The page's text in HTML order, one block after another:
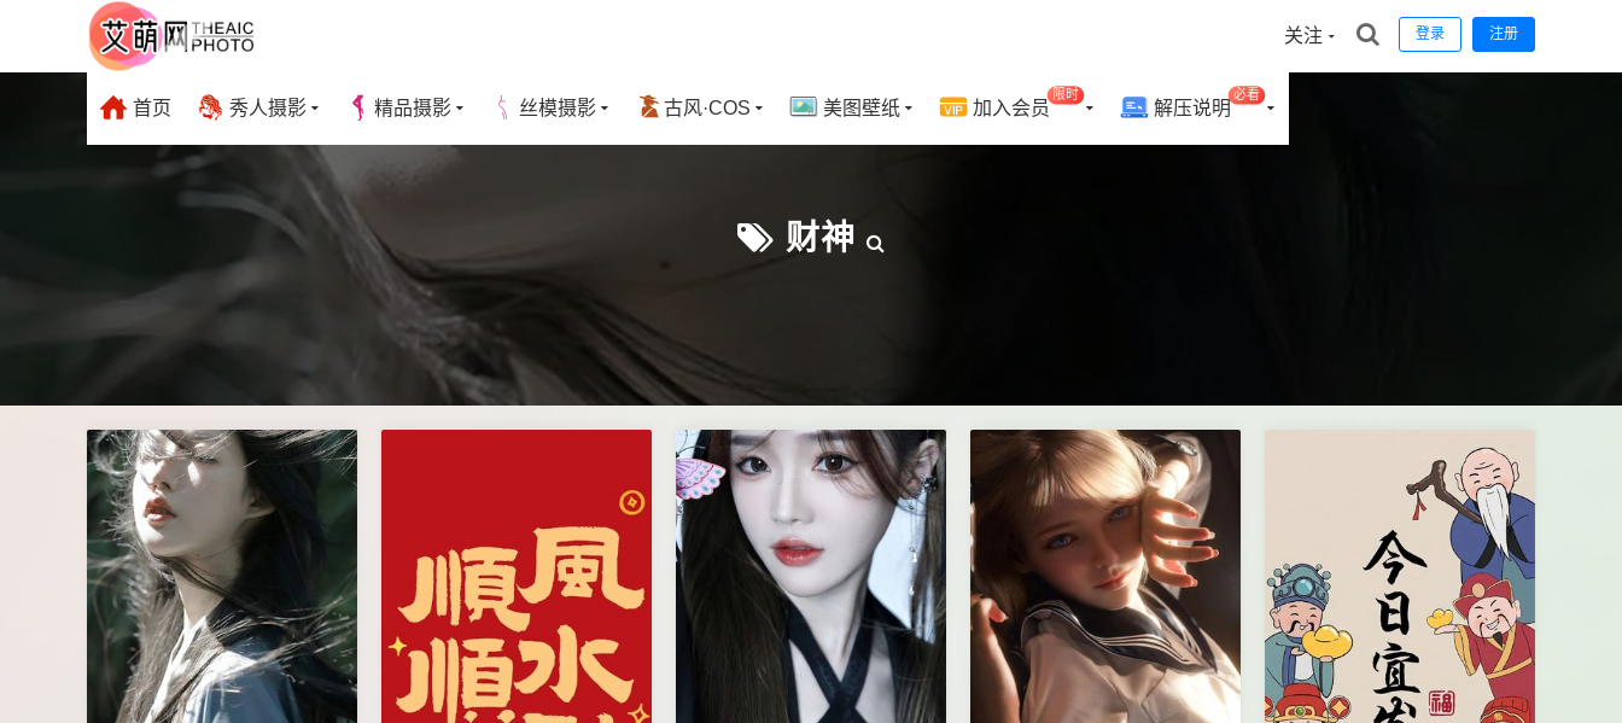
登录 注册
关注
首页 秀人摄影 精品摄影 丝模摄影 古风·COS 美图壁纸 加入会员
限时
解压说明
必看
财神